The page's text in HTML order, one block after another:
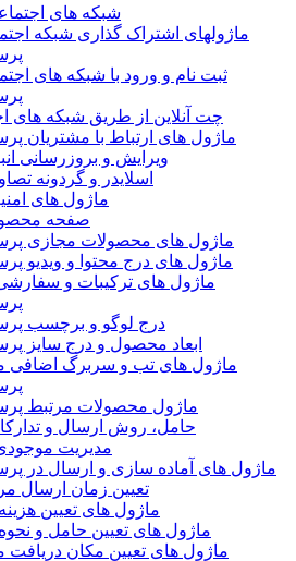
شبکه های
ماژولهای اشتراک‌ گذاری شبکه
ثبت نام و ورود با شبکه های
چت آنلاین از طریق شبکه های
ماژول های ارتباط با مشتریان
ویرایش و بروزرسانی
اسلایدر و گردونه
ماژول های
صفحه
ماژول های محصولات مجازی
ماژول های درج محتوا و ویدیو
ماژول های ترکیبات و
درج لوگو و برچسب
ابعاد محصول و درج سایز
ماژول های تب و سربرگ
ماژول محصولات مرتبط
حامل، روش ارسال و
مدیریت موجودی
ماژول های آماده سازی و ارسال در
تعیین زمان ارسال
ماژول های تعیین
ماژول های تعیین حامل و
ماژول های تعیین مکان دریافت